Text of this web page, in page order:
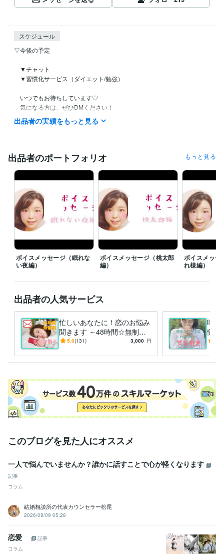
スケジュール
▽今後の予定
▼チャット
▼習慣化サービス（ダイエット/勉強）
いつでもお待ちしています♡
気になる方は、ぜひDMください！
୨୧┈┈┈┈┈┈┈┈┈┈┈┈┈┈┈┈┈୨୧
直近毎日予定が詰まっているため
新規の方はお断りしております(´;ω;`)
今までご購入いただいたお客様のみ、
事前予約の上で受け付けてます◎
※すごくたま〜に待機してます♩
心を癒すなんでも相談屋♩ 取得年 : 2019年
困ったときについ頼りたくなる令和のドラえもん^^ 取得年 : 2019年
住まい・美容・生活相談 新しく始めたことを習慣にすること♩
悩み相談・カウンセリング
出品者の実績をもっと見る
出品者のポートフォリオ もっと見る
ボイスメッセージ（眠れな
い夜編）
ボイスメッセージ（桃太郎
編）
ボイスメッセ
れ様編）
出品者の人気サービス
忙しいあなたに！恋のお悩み
聞きます ～48時間☆無制
限！チャットで恋愛相談♩
5.0(131) 3,000 円
叶わ
悩み
ては
このブログを見た人にオススメ
一人で悩んでいませんか？誰かに話すことで心が軽くなります
記事
コラム
結婚相談所の代表カウンセラー松尾
2026/08/09 05:28
恋愛
記事
コラム